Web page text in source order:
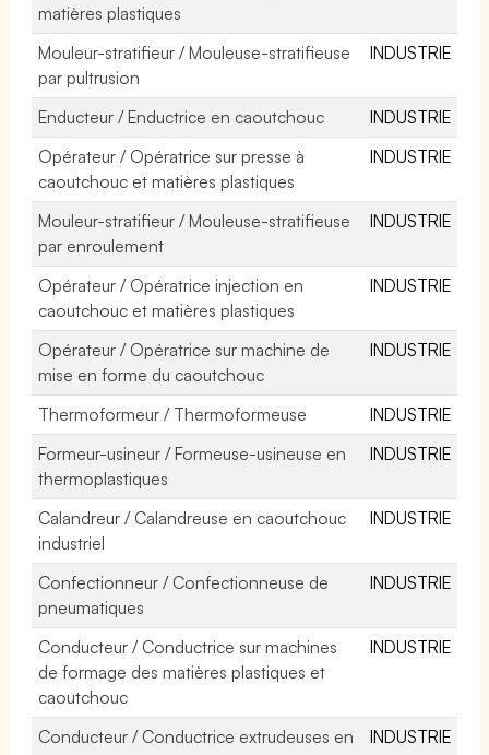
matières plastiques
Mouleur-stratifieur / Mouleuse-stratifieuse
par pultrusion
INDUSTRIE
Enducteur / Enductrice en caoutchouc
INDUSTRIE
Opérateur / Opératrice sur presse à
caoutchouc et matières plastiques
INDUSTRIE
Mouleur-stratifieur / Mouleuse-stratifieuse
par enroulement
INDUSTRIE
Opérateur / Opératrice injection en
caoutchouc et matières plastiques
INDUSTRIE
Opérateur / Opératrice sur machine de
mise en forme du caoutchouc
INDUSTRIE
Thermoformeur / Thermoformeuse
INDUSTRIE
Formeur-usineur / Formeuse-usineuse en
thermoplastiques
INDUSTRIE
Calandreur / Calandreuse en caoutchouc
industriel
INDUSTRIE
Confectionneur / Confectionneuse de
pneumatiques
INDUSTRIE
Conducteur / Conductrice sur machines
de formage des matières plastiques et
caoutchouc
INDUSTRIE
Conducteur / Conductrice extrudeuses en
INDUSTRIE